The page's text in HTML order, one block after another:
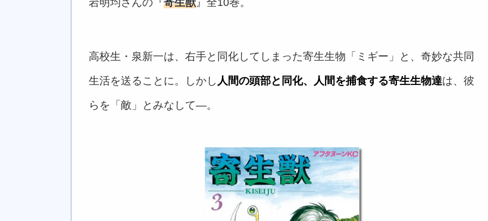
岩明均さんの『寄生獣』全10巻。
高校生・泉新一は、右手と同化してしまった寄生生物「ミギー」と、奇妙な共同
生活を送ることに。しかし 人間の頭部と同化、人間を捕食する寄生生物達は、彼
らを「敵」とみなして―。